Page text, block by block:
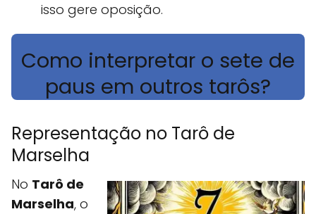
isso gere oposição.
Como interpretar o sete de
paus em outros tarôs?
Representação no Tarô de
Marselha
No Tarô de
Marselha, o